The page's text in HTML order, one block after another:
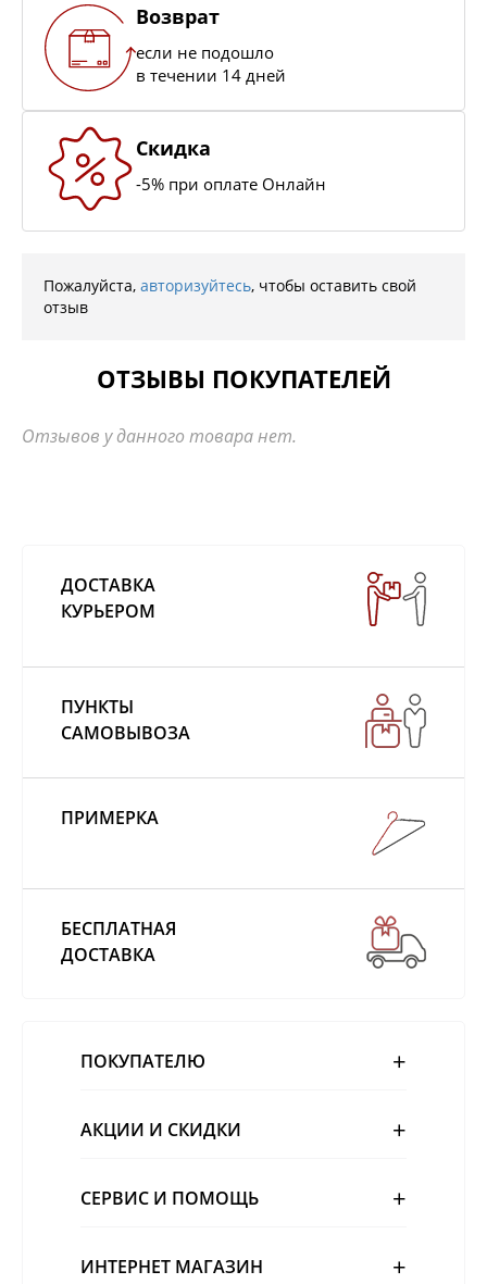
Возврат
если не подошло
в течении 14 дней
Скидка
-5% при оплате Онлайн
Пожалуйста, авторизуйтесь, чтобы оставить свой
отзыв
ОТЗЫВЫ ПОКУПАТЕЛЕЙ
Отзывов у данного товара нет.
ДОСТАВКА
КУРЬЕРОМ
ПУНКТЫ
САМОВЫВОЗА
ПРИМЕРКА
БЕСПЛАТНАЯ
ДОСТАВКА
ПОКУПАТЕЛЮ
АКЦИИ И СКИДКИ
СЕРВИС И ПОМОЩЬ
ИНТЕРНЕТ МАГАЗИН